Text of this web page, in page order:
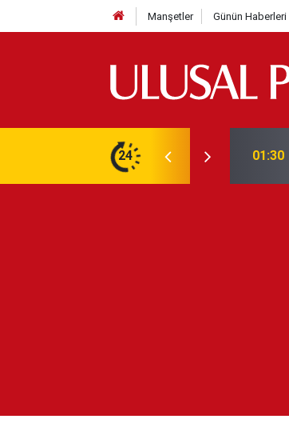
Manşetler Günün Haberleri
24
en yüksek seviyesine çıktı 01:26